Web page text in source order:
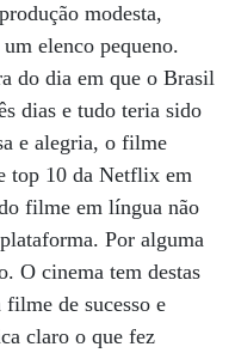
modesta,
elenco pequeno.
do dia em que o Brasil
dias e tudo teria sido
e alegria, o filme
top 10 da Netflix em
filme em língua não
Por alguma
O cinema tem destas
de sucesso e
claro o que fez